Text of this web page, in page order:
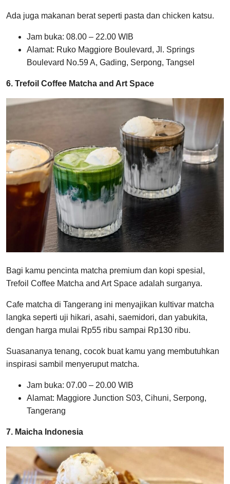
Ada juga makanan berat seperti pasta dan chicken katsu.
Jam buka: 08.00 – 22.00 WIB
Alamat: Ruko Maggiore Boulevard, Jl. Springs
Boulevard No.59 A, Gading, Serpong, Tangsel
6. Trefoil Coffee Matcha and Art Space
Bagi kamu pencinta matcha premium dan kopi spesial,
Trefoil Coffee Matcha and Art Space adalah surganya.
Cafe matcha di Tangerang ini menyajikan kultivar matcha
langka seperti uji hikari, asahi, saemidori, dan yabukita,
dengan harga mulai Rp55 ribu sampai Rp130 ribu.
Suasananya tenang, cocok buat kamu yang membutuhkan
inspirasi sambil menyeruput matcha.
Jam buka: 07.00 – 20.00 WIB
Alamat: Maggiore Junction S03, Cihuni, Serpong,
Tangerang
7. Maicha Indonesia